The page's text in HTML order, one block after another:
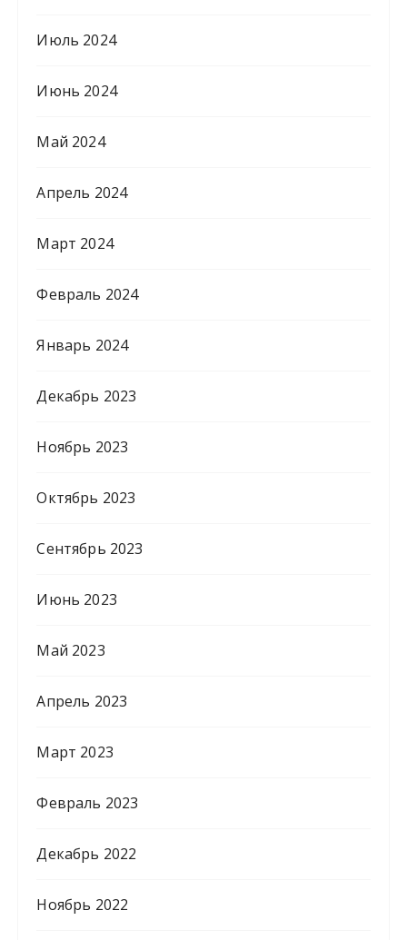
Июль 2024
Июнь 2024
Май 2024
Апрель 2024
Март 2024
Февраль 2024
Январь 2024
Декабрь 2023
Ноябрь 2023
Октябрь 2023
Сентябрь 2023
Июнь 2023
Май 2023
Апрель 2023
Март 2023
Февраль 2023
Декабрь 2022
Ноябрь 2022